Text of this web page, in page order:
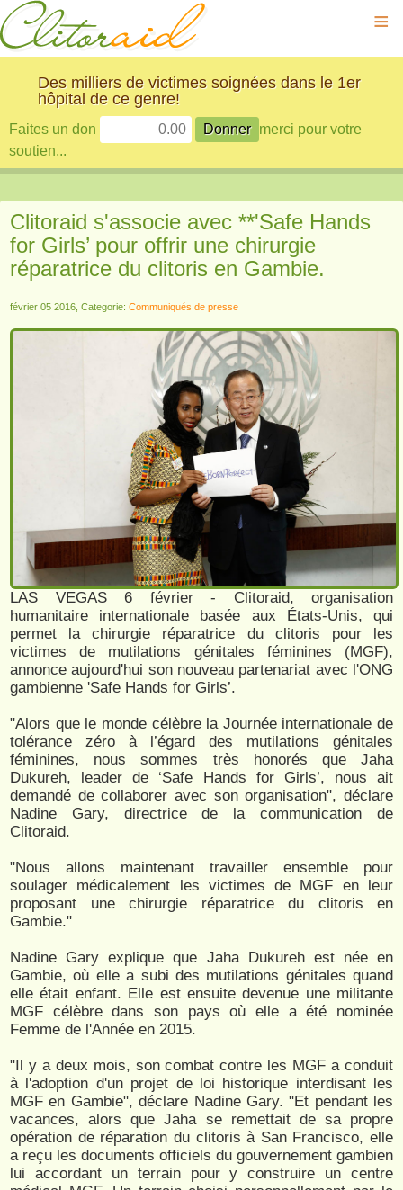
≡
Des milliers de victimes soignées dans le 1er
hôpital de ce genre!
Faites un don
merci pour votre
soutien...
Clitoraid s'associe avec **'Safe Hands
for Girls’ pour offrir une chirurgie
réparatrice du clitoris en Gambie.
février 05 2016, Categorie: Communiqués de presse
LAS VEGAS 6 février - Clitoraid, organisation
humanitaire internationale basée aux États-Unis, qui
permet la chirurgie réparatrice du clitoris pour les
victimes de mutilations génitales féminines (MGF),
annonce aujourd'hui son nouveau partenariat avec l'ONG
gambienne 'Safe Hands for Girls’.
"Alors que le monde célèbre la Journée internationale de
tolérance zéro à l’égard des mutilations génitales
féminines, nous sommes très honorés que Jaha
Dukureh, leader de ‘Safe Hands for Girls’, nous ait
demandé de collaborer avec son organisation", déclare
Nadine Gary, directrice de la communication de
Clitoraid.
"Nous allons maintenant travailler ensemble pour
soulager médicalement les victimes de MGF en leur
proposant une chirurgie réparatrice du clitoris en
Gambie."
Nadine Gary explique que Jaha Dukureh est née en
Gambie, où elle a subi des mutilations génitales quand
elle était enfant. Elle est ensuite devenue une militante
MGF célèbre dans son pays où elle a été nominée
Femme de l'Année en 2015.
"Il y a deux mois, son combat contre les MGF a conduit
à l'adoption d'un projet de loi historique interdisant les
MGF en Gambie", déclare Nadine Gary. "Et pendant les
vacances, alors que Jaha se remettait de sa propre
opération de réparation du clitoris à San Francisco, elle
a reçu les documents officiels du gouvernement gambien
lui accordant un terrain pour y construire un centre